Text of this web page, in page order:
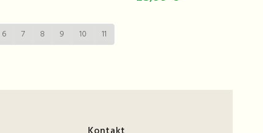
6 7 8 9 10 11